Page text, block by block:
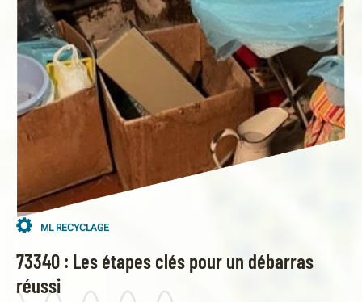
ML RECYCLAGE
73340 : Les étapes clés pour un débarras
réussi